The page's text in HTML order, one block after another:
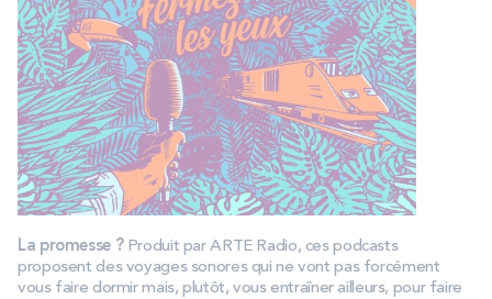
La promesse ?Produit par ARTE Radio, ces podcasts
proposent des voyages sonores qui ne vont pas forcément
vous faire dormir mais, plutôt, vous entraîner ailleurs, pour faire